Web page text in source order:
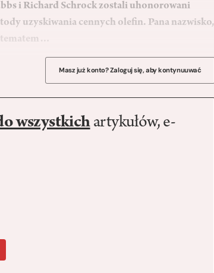
i Richard Schrock zostali uhonorowani
uzyskiwania cennych olefin. Pana nazwisko,
Masz już konto? Zaloguj się, aby kontynuuwać
wszystkichartykułów, e-